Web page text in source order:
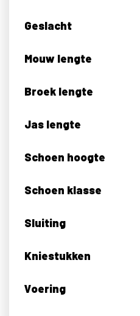
Geslacht
Mouw lengte
Broek lengte
Jas lengte
Schoen hoogte
Schoen klasse
Sluiting
Kniestukken
Voering